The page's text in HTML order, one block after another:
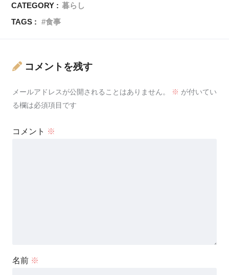
CATEGORY : 暮らし
TAGS :
食事
コメントを残す
メールアドレスが公開されることはありません。 ※ が付いてい
る欄は必須項目です
コメント ※
名前 ※